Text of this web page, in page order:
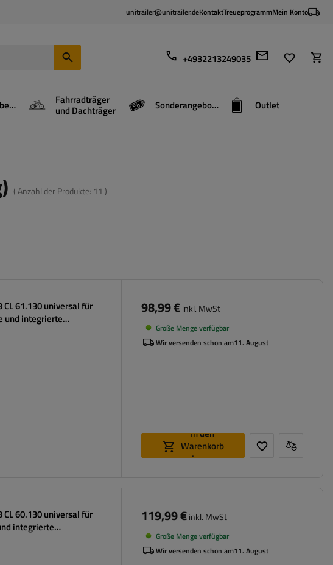
unitrailer@unitrailer.deKontaktTreueprogrammMein Konto
+4932213249035
Campingzubehör Fahrradträger
und Dachträger Sonderangebote Outlet
( Anzahl der Produkte: 11 )
CL 61.130 universal für
und integrierte
98,99 €inkl. MwSt
Große Menge verfügbar
Wir versenden schon am11. August
In den
Warenkorb
legen
CL 60.130 universal für
integrierte
119,99 €inkl. MwSt
Große Menge verfügbar
Wir versenden schon am11. August